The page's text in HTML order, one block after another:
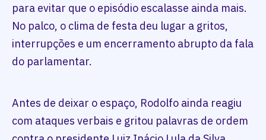
para evitar que o episódio escalasse ainda mais.
No palco, o clima de festa deu lugar a gritos,
interrupções e um encerramento abrupto da fala
do parlamentar.
Antes de deixar o espaço, Rodolfo ainda reagiu
com ataques verbais e gritou palavras de ordem